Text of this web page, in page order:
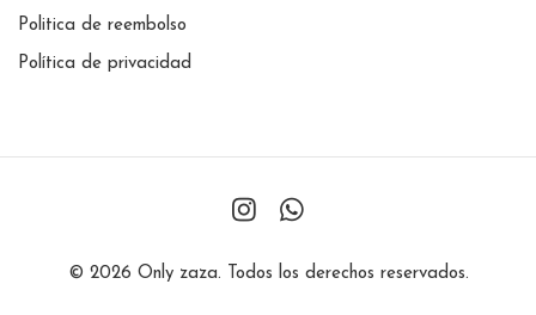
Politica de reembolso
Política de privacidad
© 2026 Only zaza. Todos los derechos reservados.